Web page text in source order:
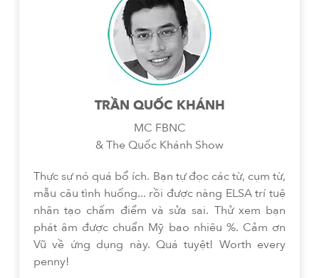
TRẦN QUỐC KHÁNH
MC FBNC
& The Quốc Khánh Show
Thực sự nó quá bổ ích. Bạn tự đọc các từ, cụm từ,
mẫu câu tình huống... rồi được nàng ELSA trí tuệ
nhân tạo chấm điểm và sửa sai. Thử xem bạn
phát âm được chuẩn Mỹ bao nhiêu %. Cảm ơn
Vũ về ứng dụng này. Quá tuyệt! Worth every
penny!